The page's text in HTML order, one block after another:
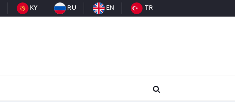
KY RU EN TR